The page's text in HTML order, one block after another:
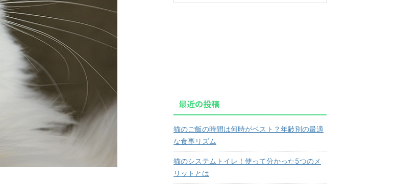
最近の投稿
猫のご飯の時間は何時がベスト？年齢別の最適
な食事リズム
猫のシステムトイレ！使って分かった5つのメ
リットとは